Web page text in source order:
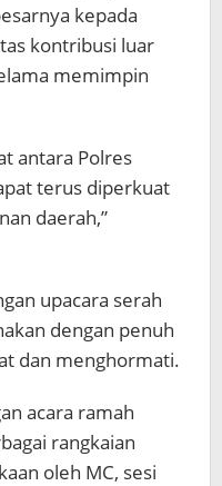
kepada
kontribusi luar
memimpin
antara Polres
terus diperkuat
daerah,”
upacara serah
dengan penuh
dan menghormati.
acara ramah
rangkaian
oleh MC, sesi